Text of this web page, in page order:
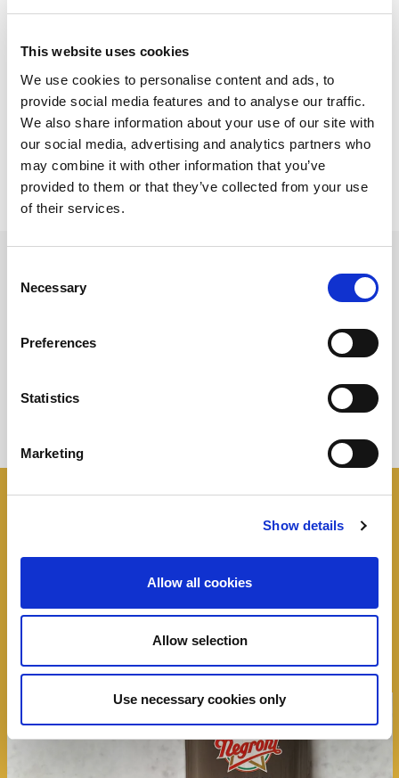
This website uses cookies
We use cookies to personalise content and ads, to
provide social media features and to analyse our traffic.
We also share information about your use of our site with
our social media, advertising and analytics partners who
may combine it with other information that you’ve
provided to them or that they’ve collected from your use
of their services.
Selection
Necessary
Preferences
Statistics
Marketing
Show details
Allow all cookies
Allow selection
Use necessary cookies only
Il merito è ovviamente della
durante unaperitivo con gli amici, oppure
preparate unacena in famiglia
da gustare sul
divano davanti a un film: non ve ne pentirete!
Negroni
Tutte le idee, trucchi e segreti per rendere
speciale un panino